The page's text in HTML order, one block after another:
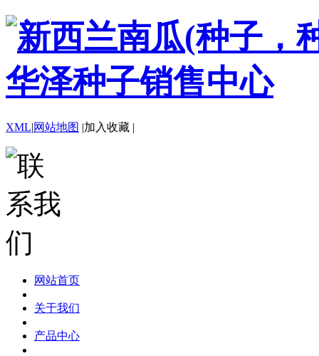
XML|网站地图 |加入收藏 |
网站首页
关于我们
产品中心